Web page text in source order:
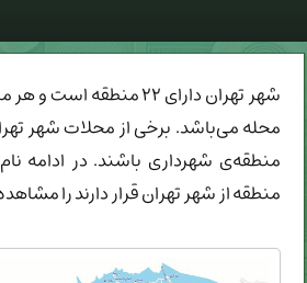
شهر تهران دارای ۲۲ منطقه
محله می‌باشد. برخی از محلات شهر
منطقه‌ی شهرداری باشند. در ادامه
منطقه از شهر تهران قرار دارند را